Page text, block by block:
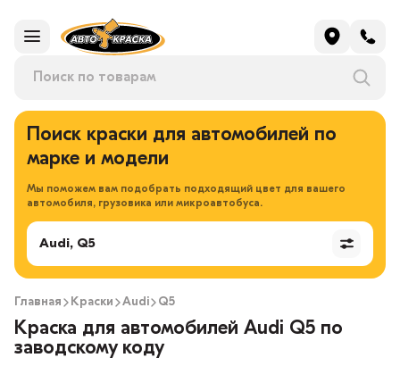
Поиск краски для автомобилей по
марке и модели
Мы поможем вам подобрать подходящий цвет для вашего
автомобиля, грузовика или микроавтобуса.
Audi, Q5
Главная Краски Audi Q5
Краска для автомобилей Audi Q5 по
заводскому коду